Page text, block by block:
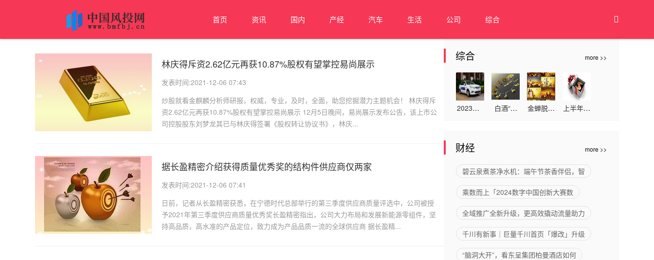

首页 资讯 国内 产经 汽车 生活 公司 综合
林庆得斥资2.62亿元再获10.87%股权有望掌控易尚展示
发表时间:2021-12-06 07:43
炒股就看金麒麟分析师研报，权威，专业，及时，全面，助您挖掘潜力主题机会！ 林庆得斥
资2.62亿元再获10.87%股权有望掌控易尚展示 12月5日晚间，易尚展示发布公告，该上市公
司控股股东刘梦龙其已与林庆得签署《股权转让协议书》，林庆...
据长盈精密介绍获得质量优秀奖的结构件供应商仅两家
发表时间:2021-12-06 07:41
日前，记者从长盈精密获悉，在宁德时代总部举行的第三季度供应商质量评选中，公司被授
予2021年第三季度供应商质量优秀奖长盈精密指出，公司大力布局和发展新能源零组件，坚
持高品质，高水准的产品定位，致力成为产品品质一流的全球供应商 据长盈精...
综合 more >>
2023年3
好不好
白酒“新
金蝉脱壳
上半年经
指标向好
预期升温
财经 more >>
碧云泉煮茶净水机：端午节茶香伴侣，智
乘数而上「2024数字中国创新大赛数
全域推广全新升级，更高效撬动流量助力
千川有新事｜巨量千川首页「爆改」升级
“脑洞大开”，看东呈集团柏曼酒店如何